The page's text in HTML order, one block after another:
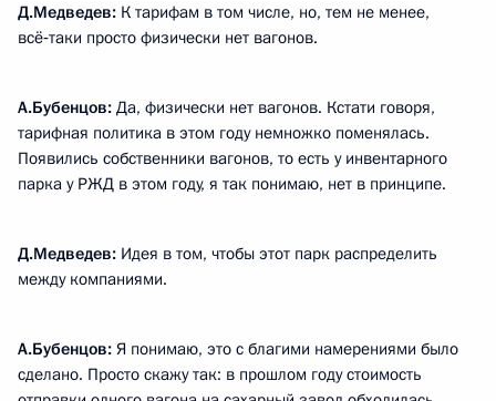
Д.Медведев: К тарифам в том числе, но, тем не менее,
всё‑таки просто физически нет вагонов.
А.Бубенцов: Да, физически нет вагонов. Кстати говоря,
тарифная политика в этом году немножко поменялась.
Появились собственники вагонов, то есть у инвентарного
парка у РЖД в этом году, я так понимаю, нет в принципе.
Д.Медведев: Идея в том, чтобы этот парк распределить
между компаниями.
А.Бубенцов: Я понимаю, это с благими намерениями было
сделано. Просто скажу так: в прошлом году стоимость